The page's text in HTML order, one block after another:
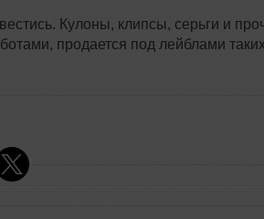
Кулоны, клипсы, серьги и
продается под лейблами таких